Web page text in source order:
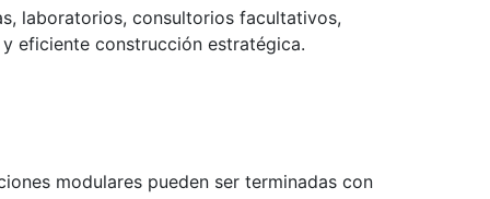
laboratorios, consultorios facultativos,
eficiente construcción estratégica.
modulares pueden ser terminadas con